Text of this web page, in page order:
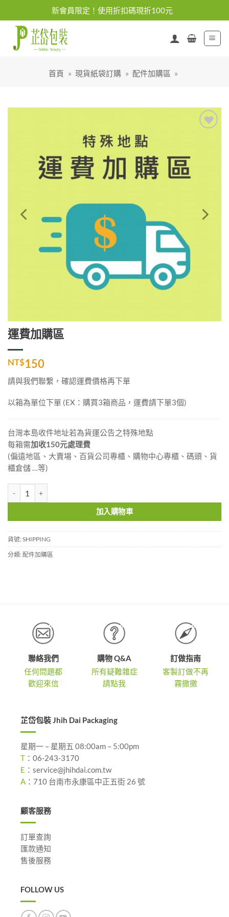
content
新會員限定！使用折扣碼現折100元
首頁 » 現貨紙袋訂購 » 配件加購區 »
運費加購區
NT$150
請與我們聯繫，確認運費價格再下單
以箱為單位下單 (EX：購買3箱商品，運費請下單3個)
台灣本島收件地址若為貨運公告之特殊地點
每箱需加收150元處理費
(偏遠地區、大賣場、百貨公司專櫃、購物中心專櫃、碼頭、貨
櫃倉儲 …等)
加入購物車
貨號: SHIPPING
分類: 配件加購區
聯絡我們
任何問題都
歡迎來信
購物 Q&A
所有疑難雜症
請點我
訂做指南
客製訂做不再
霧撒撒
芷岱包裝 Jhih Dai Packaging
星期一 – 星期五 08:00am – 5:00pm
T ： 06-243-3170
E ： service@jhihdai.com.tw
A ： 710 台南市永康區中正五街 26 號
顧客服務
訂單查詢
匯款通知
售後服務
FOLLOW US